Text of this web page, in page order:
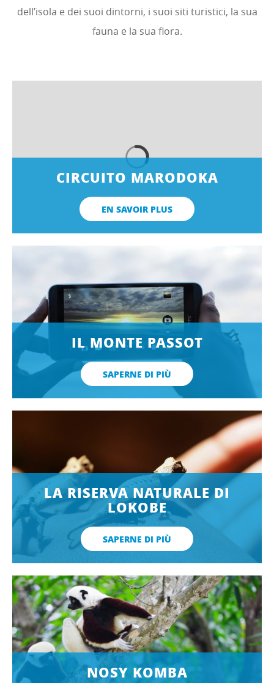
dell’isola e dei suoi dintorni, i suoi siti turistici, la sua
fauna e la sua flora.
CIRCUITO MARODOKA
EN SAVOIR PLUS
IL MONTE PASSOT
SAPERNE DI PIÙ
LA RISERVA NATURALE DI
LOKOBE
SAPERNE DI PIÙ
NOSY KOMBA